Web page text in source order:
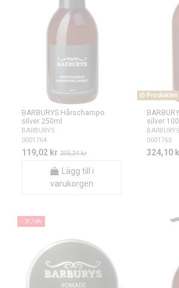
BARBURYS Hårschampo
silver 250ml
BARBURYS
0001764
119,02 kr 205,24 kr
Lägg till i
varukorgen
Produkten
silver
BARBURYS
0001765
324,10
−31,16%